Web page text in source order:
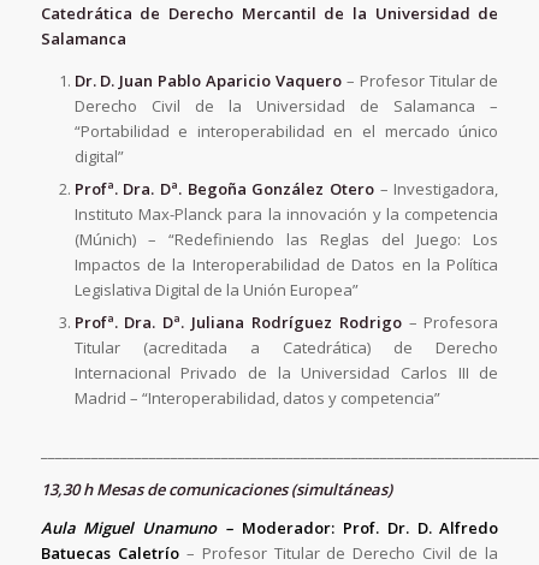
Catedrática de Derecho Mercantil de la Universidad de
Salamanca
Dr. D. Juan Pablo Aparicio Vaquero– Profesor Titular de
Derecho Civil de la Universidad de Salamanca –
“Portabilidad e interoperabilidad en el mercado único
digital”
Profª. Dra. Dª. Begoña González Otero – Investigadora,
Instituto Max-Planck para la innovación y la competencia
(Múnich) – “Redefiniendo las Reglas del Juego: Los
Impactos de la Interoperabilidad de Datos en la Política
Legislativa Digital de la Unión Europea”
Profª. Dra. Dª. Juliana Rodríguez Rodrigo– Profesora
Titular (acreditada a Catedrática) de Derecho
Internacional Privado de la Universidad Carlos III de
Madrid – “Interoperabilidad, datos y competencia”
13,30 h Mesas de comunicaciones (simultáneas)
Aula Miguel Unamuno – Moderador: Prof. Dr. D. Alfredo
Batuecas Caletrío– Profesor Titular de Derecho Civil de la